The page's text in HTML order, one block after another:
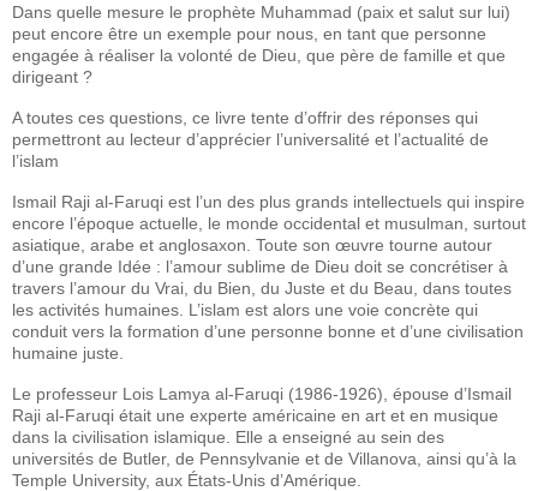
Dans quelle mesure le prophète Muhammad (paix et salut sur lui)
peut encore être un exemple pour nous, en tant que personne
engagée à réaliser la volonté de Dieu, que père de famille et que
dirigeant ?
A toutes ces questions, ce livre tente d’offrir des réponses qui
permettront au lecteur d’apprécier l’universalité et l’actualité de
l’islam
Ismail Raji al-Faruqi est l’un des plus grands intellectuels qui inspire
encore l’époque actuelle, le monde occidental et musulman, surtout
asiatique, arabe et anglosaxon. Toute son œuvre tourne autour
d’une grande Idée : l’amour sublime de Dieu doit se concrétiser à
travers l’amour du Vrai, du Bien, du Juste et du Beau, dans toutes
les activités humaines. L’islam est alors une voie concrète qui
conduit vers la formation d’une personne bonne et d’une civilisation
humaine juste.
Le professeur Lois Lamya al-Faruqi (1986-1926), épouse d’Ismail
Raji al-Faruqi était une experte américaine en art et en musique
dans la civilisation islamique. Elle a enseigné au sein des
universités de Butler, de Pennsylvanie et de Villanova, ainsi qu’à la
Temple University, aux États-Unis d’Amérique.